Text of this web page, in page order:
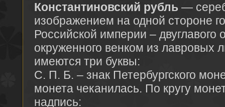
Константиновский рубль —
изображением на одной стороне
Российской империи – двуглавого
окруженного венком из лавровых
имеются три буквы:
С. П. Б. – знак Петербургского
монета чеканилась. По кругу
надпись: